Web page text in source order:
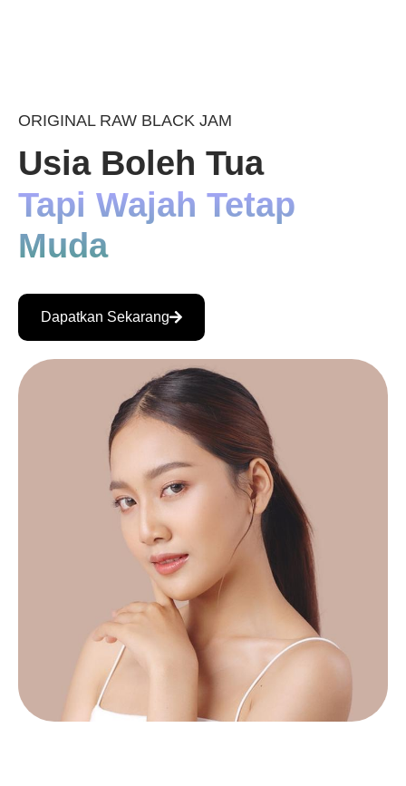
ORIGINAL RAW BLACK JAM
Usia Boleh Tua
Tapi Wajah Tetap
Muda
Dapatkan Sekarang